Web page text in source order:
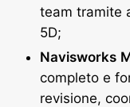
team tramite
5D;
Navisworks
completo e
revisione,